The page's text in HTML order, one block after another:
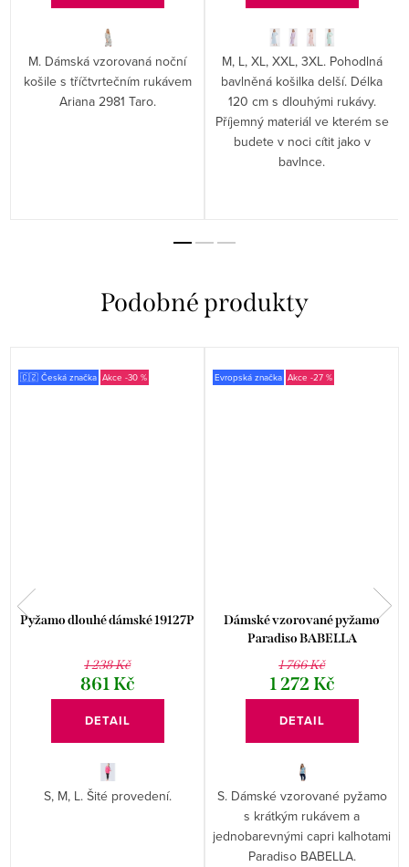
M. Dámská vzorovaná noční
košile s tříčtvrtečním rukávem
Ariana 2981 Taro.
M, L, XL, XXL, 3XL. Pohodlná
bavlněná košilka delší. Délka
120 cm s dlouhými rukávy.
Příjemný materiál ve kterém se
budete v noci cítit jako v
bavlnce.
🇨🇿 Česká značka -30 %
Pyžamo dlouhé dámské 19127P
1 238 Kč
861 Kč
DETAIL
S, M, L. Šité provedení.
Evropská značka -27 %
Dámské vzorované pyžamo
Paradiso BABELLA
1 766 Kč
1 272 Kč
DETAIL
S. Dámské vzorované pyžamo
s krátkým rukávem a
jednobarevnými capri kalhotami
Paradiso BABELLA.